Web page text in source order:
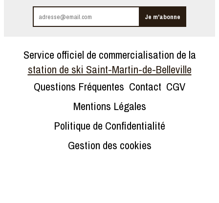
Service officiel de commercialisation de la
station de ski Saint-Martin-de-Belleville
Questions Fréquentes Contact CGV
Mentions Légales
Politique de Confidentialité
Gestion des cookies